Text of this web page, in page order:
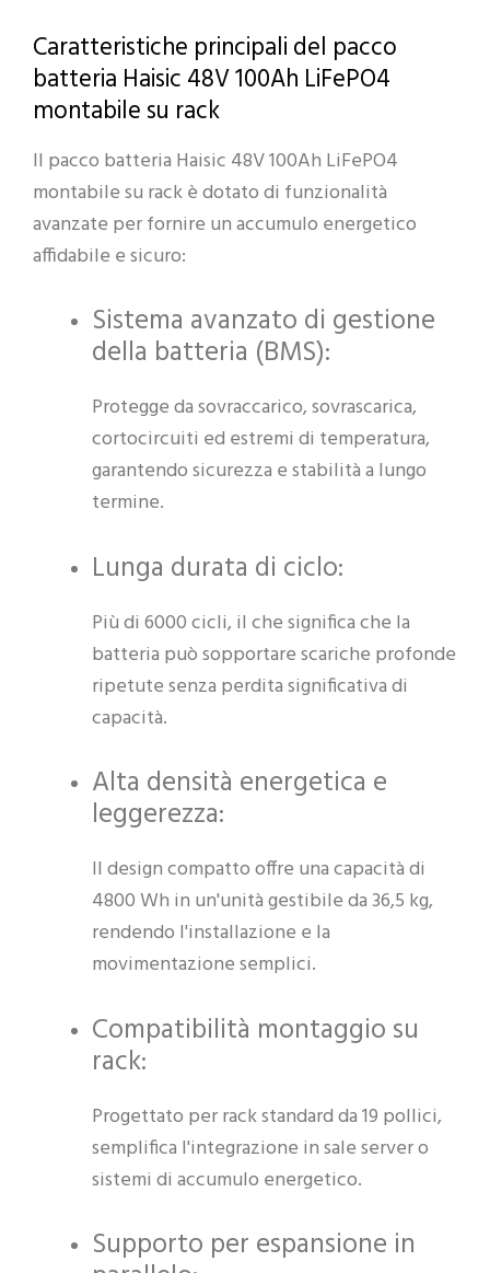
Caratteristiche principali del pacco
batteria Haisic 48V 100Ah LiFePO4
montabile su rack
Il pacco batteria Haisic 48V 100Ah LiFePO4
montabile su rack è dotato di funzionalità
avanzate per fornire un accumulo energetico
affidabile e sicuro:
Sistema avanzato di gestione
della batteria (BMS):
Protegge da sovraccarico, sovrascarica,
cortocircuiti ed estremi di temperatura,
garantendo sicurezza e stabilità a lungo
termine.
Lunga durata di ciclo:
Più di 6000 cicli, il che significa che la
batteria può sopportare scariche profonde
ripetute senza perdita significativa di
capacità.
Alta densità energetica e
leggerezza:
Il design compatto offre una capacità di
4800 Wh in un'unità gestibile da 36,5 kg,
rendendo l'installazione e la
movimentazione semplici.
Compatibilità montaggio su
rack:
Progettato per rack standard da 19 pollici,
semplifica l'integrazione in sale server o
sistemi di accumulo energetico.
Supporto per espansione in